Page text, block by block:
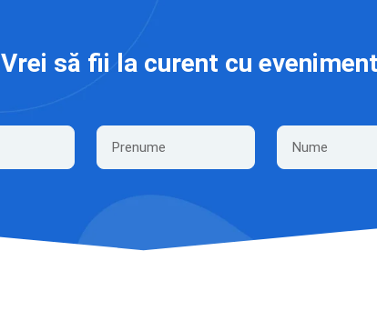
Vrei să fii la curent cu